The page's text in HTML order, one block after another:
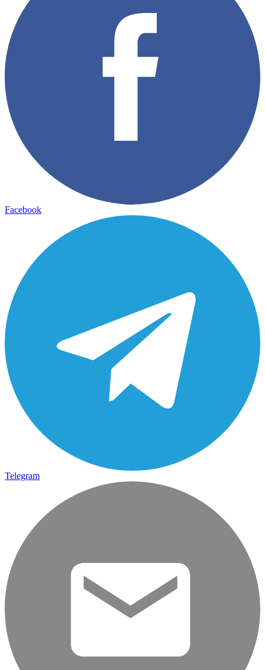
Facebook
Telegram